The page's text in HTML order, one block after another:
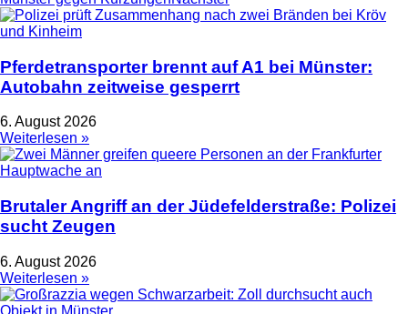
Pferdetransporter brennt auf A1 bei Münster:
Autobahn zeitweise gesperrt
6. August 2026
Weiterlesen »
Brutaler Angriff an der Jüdefelderstraße: Polizei
sucht Zeugen
6. August 2026
Weiterlesen »